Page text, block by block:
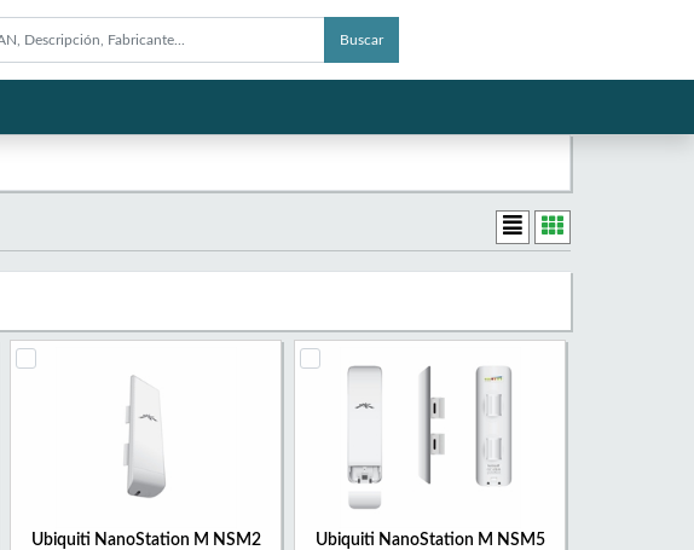
Buscar
Ubiquiti NanoStation M NSM2
Ubiquiti NanoStation M NSM5